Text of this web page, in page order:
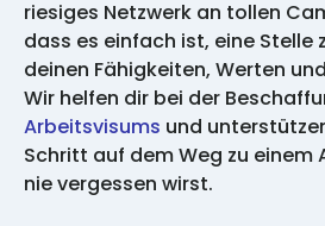
riesiges Netzwerk an tollen
dass es einfach ist, eine Stelle
deinen Fähigkeiten, Werten
Wir helfen dir bei der
Arbeitsvisums und
Schritt auf dem Weg zu einem
nie vergessen wirst.